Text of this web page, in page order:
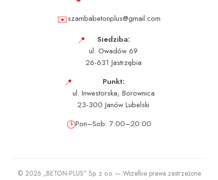
✉️szambabetonplus@gmail.com
📍
Siedziba:
ul. Owadów 69
26-631 Jastrzębia
📍
Punkt:
ul. Inwestorska, Borownica
23-300 Janów Lubelski
🕒Pon–Sob: 7:00–20:00
© 2026 „BETON-PLUS” Sp. z o.o. — Wszelkie prawa zastrzeżone